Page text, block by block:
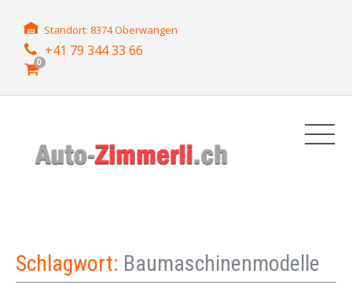
Standort: 8374 Oberwangen
+41 79 344 33 66
0
Schlagwort: Baumaschinenmodelle